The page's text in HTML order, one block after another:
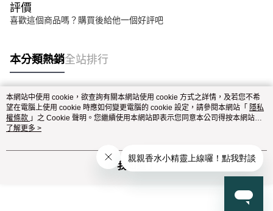
評價
喜歡這個商品嗎？購買後給他一個好評吧
本分類熱銷全站排行
熱門標籤
本網站中使用 cookie，欲查詢有關本網站使用 cookie 方式之詳情，及若您不希
望在電腦上使用 cookie 時應如何變更電腦的 cookie 設定，請參閱本網站「 隱私
權條款 」之 Cookie 聲明。您繼續使用本網站即表示您同意本公司得按本網站使
用條款之 Cookie 聲明使用 cookie。
了解更多 >
我知道了